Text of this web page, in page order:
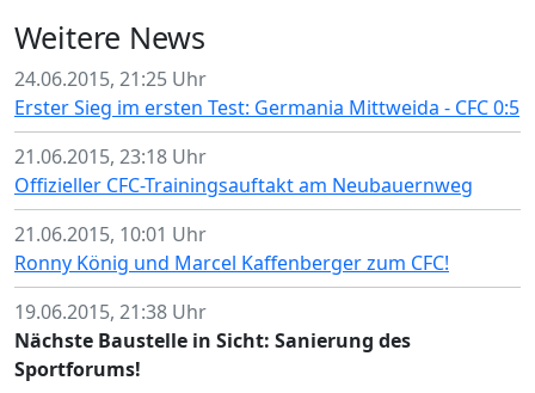
Weitere News
24.06.2015, 21:25 Uhr
Erster Sieg im ersten Test: Germania Mittweida - CFC 0:5
21.06.2015, 23:18 Uhr
Offizieller CFC-Trainingsauftakt am Neubauernweg
21.06.2015, 10:01 Uhr
Ronny König und Marcel Kaffenberger zum CFC!
19.06.2015, 21:38 Uhr
Nächste Baustelle in Sicht: Sanierung des
Sportforums!